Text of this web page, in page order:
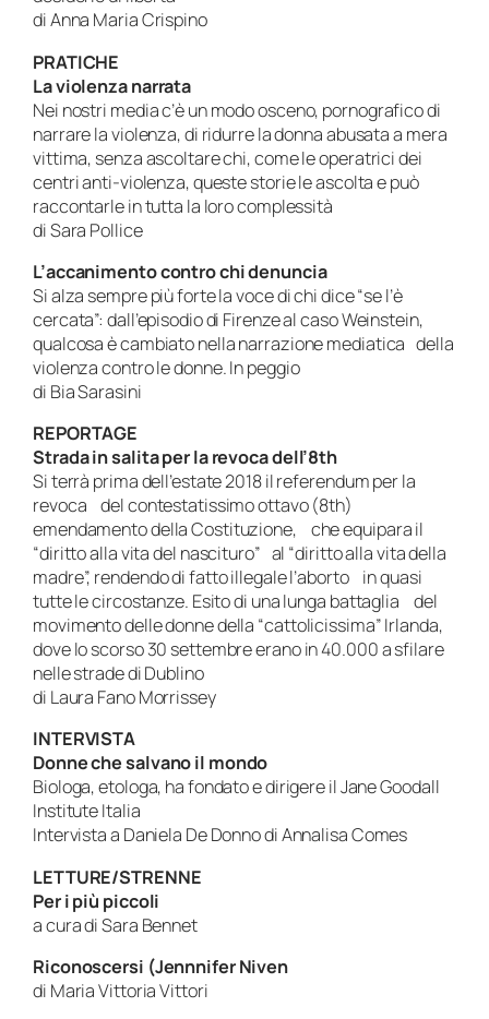
di Anna Maria Crispino
PRATICHE
La violenza narrata
Nei nostri media c’è un modo osceno, pornografico di
narrare la violenza, di ridurre la donna abusata a mera
vittima, senza ascoltare chi, come le operatrici dei
centri anti-violenza, queste storie le ascolta e può
raccontarle in tutta la loro complessità
di Sara Pollice
L’accanimento contro chi denuncia
Si alza sempre più forte la voce di chi dice “se l’è
cercata”: dall’episodio di Firenze al caso Weinstein,
qualcosa è cambiato nella narrazione mediatica della
violenza contro le donne. In peggio
di Bia Sarasini
REPORTAGE
Strada in salita per la revoca dell’8th
Si terrà prima dell’estate 2018 il referendum per la
revoca del contestatissimo ottavo (8th)
emendamento della Costituzione, che equipara il
“diritto alla vita del nascituro” al “diritto alla vita della
madre”, rendendo di fatto illegale l’aborto in quasi
tutte le circostanze. Esito di una lunga battaglia del
movimento delle donne della “cattolicissima” Irlanda,
dove lo scorso 30 settembre erano in 40.000 a sfilare
nelle strade di Dublino
di Laura Fano Morrissey
INTERVISTA
Donne che salvano il mondo
Biologa, etologa, ha fondato e dirigere il Jane Goodall
Institute Italia
Intervista a Daniela De Donno di Annalisa Comes
LETTURE/STRENNE
Per i più piccoli
a cura di Sara Bennet
Riconoscersi (Jennnifer Niven
di Maria Vittoria Vittori